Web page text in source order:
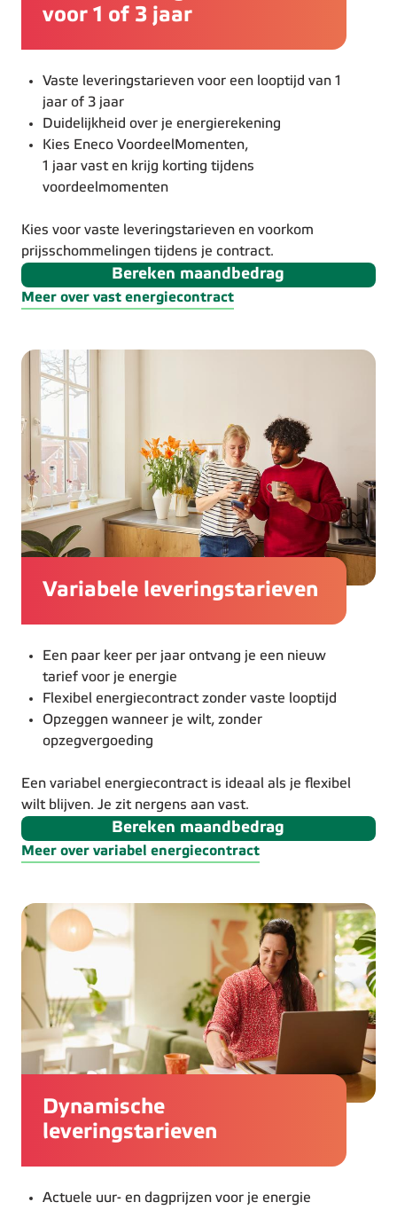
voor 1 of 3 jaar
Vaste leveringstarieven voor een looptijd van 1
jaar of 3 jaar
Duidelijkheid over je energierekening
Kies Eneco VoordeelMomenten,
1 jaar vast en krijg korting tijdens
voordeelmomenten
Kies voor vaste leveringstarieven en voorkom
prijsschommelingen tijdens je contract.
Bereken maandbedrag
Meer over vast energiecontract
Variabele leveringstarieven
Een paar keer per jaar ontvang je een nieuw
tarief voor je energie
Flexibel energiecontract zonder vaste looptijd
Opzeggen wanneer je wilt, zonder
opzegvergoeding
Een variabel energiecontract is ideaal als je flexibel
wilt blijven. Je zit nergens aan vast.
Bereken maandbedrag
Meer over variabel energiecontract
Dynamische
leveringstarieven
Actuele uur- en dagprijzen voor je energie